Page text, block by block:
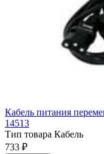
Кабель питания
14513
Тип товара Кабель
733 ₽